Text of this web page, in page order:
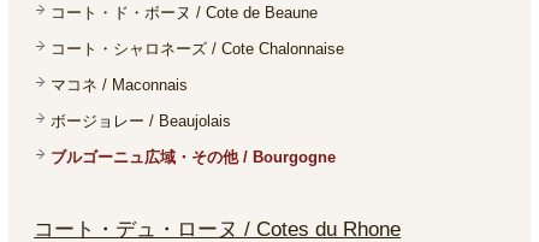
コート・ド・ボーヌ / Cote de Beaune
コート・シャロネーズ / Cote Chalonnaise
マコネ / Maconnais
ボージョレー / Beaujolais
ブルゴーニュ広域・その他 / Bourgogne
コート・デュ・ローヌ / Cotes du Rhone